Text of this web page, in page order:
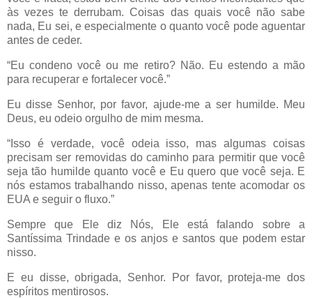
às vezes te derrubam. Coisas das quais você não sabe
nada, Eu sei, e especialmente o quanto você pode aguentar
antes de ceder.
“Eu condeno você ou me retiro? Não. Eu estendo a mão
para recuperar e fortalecer você.”
Eu disse Senhor, por favor, ajude-me a ser humilde. Meu
Deus, eu odeio orgulho de mim mesma.
“Isso é verdade, você odeia isso, mas algumas coisas
precisam ser removidas do caminho para permitir que você
seja tão humilde quanto você e Eu quero que você seja. E
nós estamos trabalhando nisso, apenas tente acomodar os
EUA e seguir o fluxo.”
Sempre que Ele diz Nós, Ele está falando sobre a
Santíssima Trindade e os anjos e santos que podem estar
nisso.
E eu disse, obrigada, Senhor. Por favor, proteja-me dos
espíritos mentirosos.